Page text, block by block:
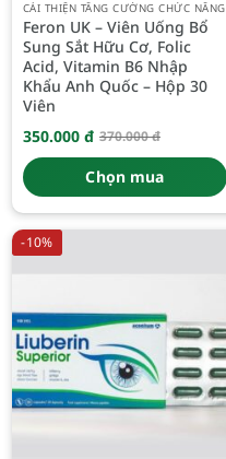
CẢI THIỆN TĂNG CƯỜNG CHỨC NĂNG
Feron UK – Viên Uống Bổ
Sung Sắt Hữu Cơ, Folic
Acid, Vitamin B6 Nhập
Khẩu Anh Quốc – Hộp 30
Viên
370.000đ
Giá
gốc
là:
370.000 đ.
350.000 đ
Giá
hiện
tại
là:
350.000 đ.
Chọn mua
-10%